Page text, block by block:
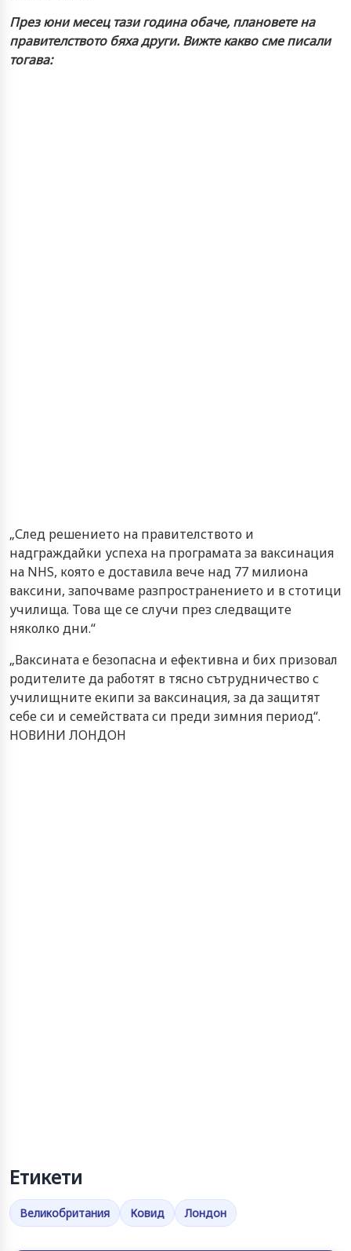
През юни месец тази година обаче, плановете на
правителството бяха други. Вижте какво сме писали
тогава:
„След решението на правителството и
надграждайки успеха на програмата за ваксинация
на NHS, която е доставила вече над 77 милиона
ваксини, започваме разпространението и в стотици
училища. Това ще се случи през следващите
няколко дни.“
„Ваксината е безопасна и ефективна и бих призовал
родителите да работят в тясно сътрудничество с
училищните екипи за ваксинация, за да защитят
себе си и семействата си преди зимния период“.
НОВИНИ ЛОНДОН
Етикети
Великобритания Ковид Лондон